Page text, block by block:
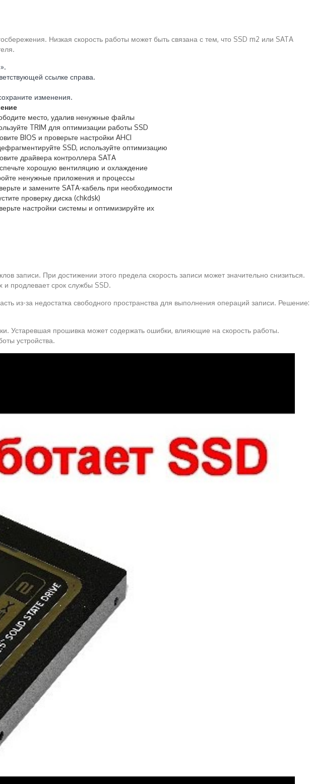
Низкая скорость работы может быть связана с тем, что SSD m2 или SATA
ссылке справа.
изменения.
место, удалив ненужные файлы
TRIM для оптимизации работы SSD
BIOS и проверьте настройки AHCI
SSD, используйте оптимизацию
драйвера контроллера SATA
хорошую вентиляцию и охлаждение
ненужные приложения и процессы
и замените SATA-кабель при необходимости
проверку диска (chkdsk)
настройки системы и оптимизируйте их
записи. При достижении этого предела скорость записи может значительно снизиться.
и продлевает срок службы SSD.
из-за недостатка свободного пространства для выполнения операций записи. Решение:
Устаревшая прошивка может содержать ошибки, влияющие на скорость работы.
устройства.